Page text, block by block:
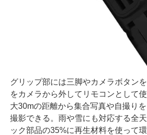
グリップ部には三脚やカメラボタン
をカメラから外してリモコンとして
大30mの距離から集合写真や自撮り
撮影できる。雨や雪にも対応する全
ック部品の35%に再生材料を使って